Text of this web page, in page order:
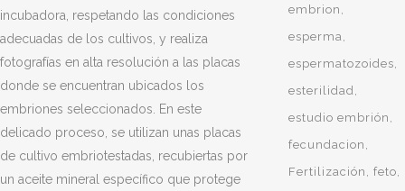
incubadora, respetando las condiciones
adecuadas de los cultivos, y realiza
fotografías en alta resolución a las placas
donde se encuentran ubicados los
embriones seleccionados. En este
delicado proceso, se utilizan unas placas
de cultivo embriotestadas, recubiertas por
un aceite mineral específico que protege
embrion
esperma
espermatozoides
esterilidad
estudio embrión
fecundacion
Fertilización
feto